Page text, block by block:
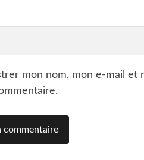
mon nom, mon e-mail et